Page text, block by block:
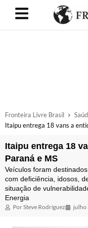
Fronteira Livre Brasil
Itaipu entrega 18 vans a
Itaipu entrega 18
Paraná e MS
Veículos foram
com deficiência, idosos,
situação de
Energia
PorSteve Rodríguez julho